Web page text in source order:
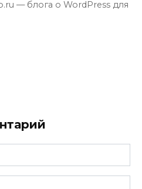
— блога о WordPress для